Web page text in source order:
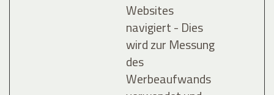
Websites
navigiert - Dies
wird zur Messung
des
Werbeaufwands